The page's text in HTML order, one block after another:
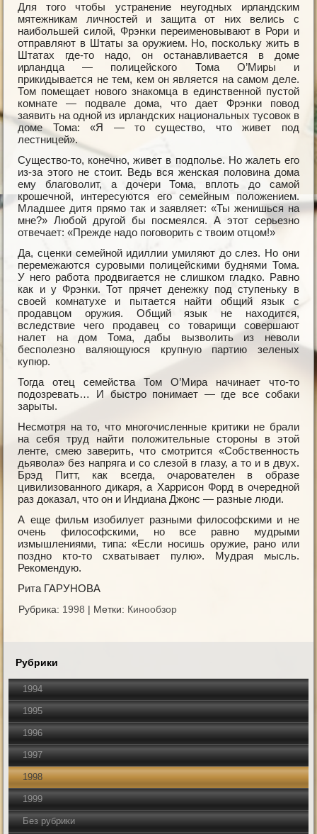
Для того чтобы устранение неугодных ирландским
мятежникам личностей и защита от них велись с
наибольшей силой, Фрэнки переименовывают в Рори и
отправляют в Штаты за оружием. Но, поскольку жить в
Штатах где-то надо, он останавливается в доме
ирландца — полицейского Тома О’Миры и
прикидывается не тем, кем он является на самом деле.
Том помещает нового знакомца в единственной пустой
комнате — подвале дома, что дает Фрэнки повод
заявить на одной из ирландских национальных тусовок в
доме Тома: «Я — то существо, что живет под
лестницей».
Существо-то, конечно, живет в подполье. Но жалеть его
из-за этого не стоит. Ведь вся женская половина дома
ему благоволит, а дочери Тома, вплоть до самой
крошечной, интересуются его семейным положением.
Младшее дитя прямо так и заявляет: «Ты женишься на
мне?» Любой другой бы посмеялся. А этот серьезно
отвечает: «Прежде надо поговорить с твоим отцом!»
Да, сценки семейной идиллии умиляют до слез. Но они
перемежаются суровыми полицейскими буднями Тома.
У него работа продвигается не слишком гладко. Равно
как и у Фрэнки. Тот прячет денежку под ступеньку в
своей комнатухе и пытается найти общий язык с
продавцом оружия. Общий язык не находится,
вследствие чего продавец со товарищи совершают
налет на дом Тома, дабы вызволить из неволи
бесполезно валяющуюся крупную партию зеленых
купюр.
Тогда отец семейства Том О’Мира начинает что-то
подозревать… И быстро понимает — где все собаки
зарыты.
Несмотря на то, что многочисленные критики не брали
на себя труд найти положительные стороны в этой
ленте, смею заверить, что смотрится «Собственность
дьявола» без напряга и со слезой в глазу, а то и в двух.
Брэд Питт, как всегда, очарователен в образе
цивилизованного дикаря, а Харрисон Форд в очередной
раз доказал, что он и Индиана Джонс — разные люди.
А еще фильм изобилует разными философскими и не
очень философскими, но все равно мудрыми
измышлениями, типа: «Если носишь оружие, рано или
поздно кто-то схватывает пулю». Мудрая мысль.
Рекомендую.
Рита ГАРУНОВА
Рубрика: 1998 | Метки: Кинообзор
Рубрики
1994
1995
1996
1997
1998
1999
Без рубрики